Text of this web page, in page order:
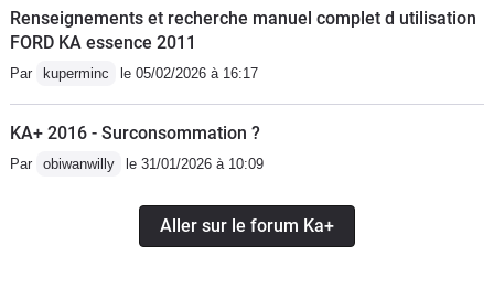
Renseignements et recherche manuel complet d utilisation
FORD KA essence 2011
Par kuperminc le 05/02/2026 à 16:17
KA+ 2016 - Surconsommation ?
Par obiwanwilly le 31/01/2026 à 10:09
Aller sur le forum Ka+